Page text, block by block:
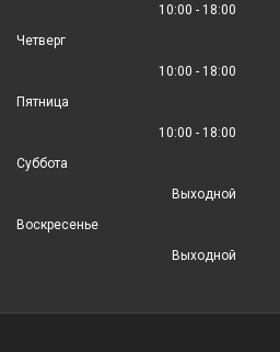
10:00 - 18:00
Четверг
10:00 - 18:00
Пятница
10:00 - 18:00
Суббота
Выходной
Воскресенье
Выходной